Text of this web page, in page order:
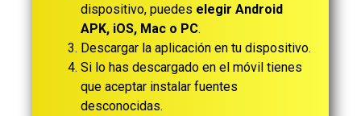
dispositivo, puedes elegir Android
APK, iOS, Mac o PC.
Descargar la aplicación en tu dispositivo.
Si lo has descargado en el móvil tienes
que aceptar instalar fuentes
desconocidas.